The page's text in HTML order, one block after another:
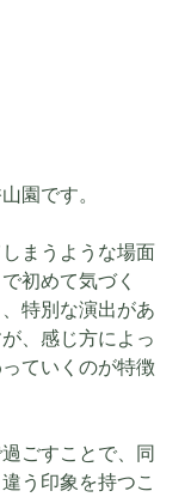
園です。
まうような場面
初めて気づく
特別な演出があ
、感じ方によっ
ていくのが特徴
ごすことで、同
う印象を持つこ